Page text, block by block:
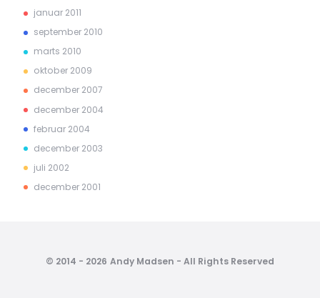
januar 2011
september 2010
marts 2010
oktober 2009
december 2007
december 2004
februar 2004
december 2003
juli 2002
december 2001
© 2014 - 2026 Andy Madsen - All Rights Reserved